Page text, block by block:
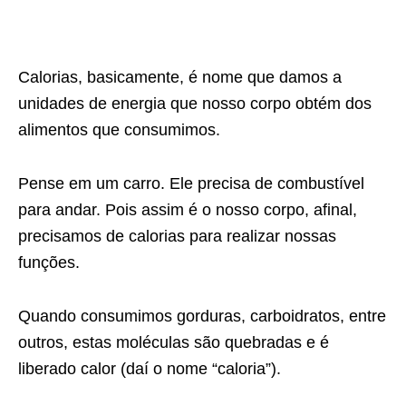
Calorias, basicamente, é nome que damos a
unidades de energia que nosso corpo obtém dos
alimentos que consumimos.
Pense em um carro. Ele precisa de combustível
para andar. Pois assim é o nosso corpo, afinal,
precisamos de calorias para realizar nossas
funções.
Quando consumimos gorduras, carboidratos, entre
outros, estas moléculas são quebradas e é
liberado calor (daí o nome “caloria”).